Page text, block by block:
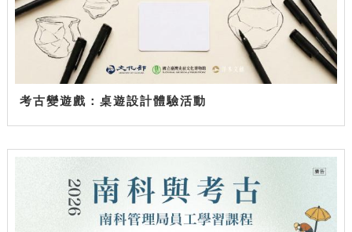
考古變遊戲：桌遊設計體驗活動